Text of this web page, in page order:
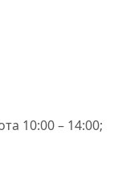
10:00 – 14:00;